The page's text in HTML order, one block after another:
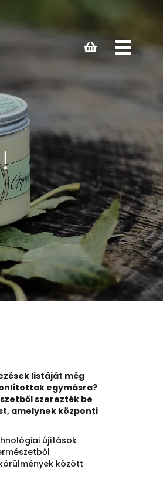
Open
main
menu
listáját még
egymásra?
szerezték be
amelynek központi
újítások
között